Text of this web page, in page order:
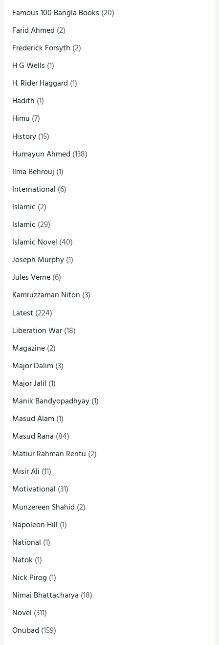
Famous 100 Bangla Books (20)
Farid Ahmed (2)
Frederick Forsyth (2)
H G Wells (1)
H. Rider Haggard (1)
Hadith (1)
Himu (7)
History(15)
Humayun Ahmed (138)
Ilma Behrouj (1)
International (6)
Islamic (2)
Islamic (29)
Islamic Novel (40)
Joseph Murphy(1)
Jules Verne(6)
Kamruzzaman Niton (3)
Latest(224)
Liberation War(18)
Magazine(2)
Major Dalim (3)
Major Jalil (1)
Manik Bandyopadhyay(1)
Masud Alam (1)
Masud Rana (84)
Matiur Rahman Rentu (2)
Misir Ali (11)
Motivational (31)
Munzereen Shahid (2)
Napoleon Hill (1)
National (1)
Natok (1)
Nick Pirog (1)
Nimai Bhattacharya (18)
Novel (311)
Onubad (159)